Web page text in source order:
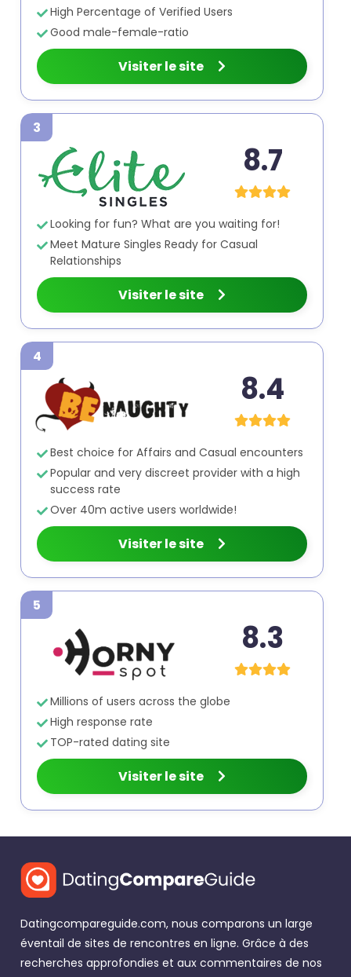
High Percentage of Verified Users
Good male-female-ratio
Visiter le site
3
8.7
Looking for fun? What are you waiting for!
Meet Mature Singles Ready for Casual
Relationships
Visiter le site
4
8.4
Best choice for Affairs and Casual encounters
Popular and very discreet provider with a high
success rate
Over 40m active users worldwide!
Visiter le site
5
8.3
Millions of users across the globe
High response rate
TOP-rated dating site
Visiter le site
Datingcompareguide.com, nous comparons un large
éventail de sites de rencontres en ligne. Grâce à des
recherches approfondies et aux commentaires de nos